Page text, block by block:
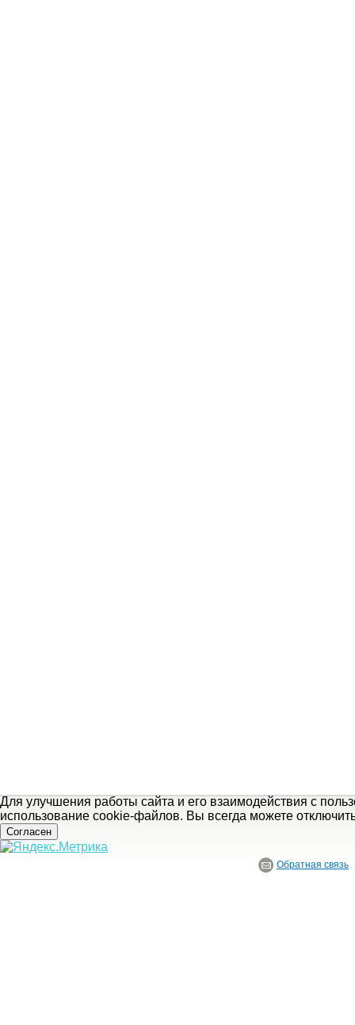
Для улучшения работы сайта и его взаимодействия с
использование cookie-файлов. Вы всегда можете
Согласен
Обратная связь